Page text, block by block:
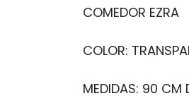
COMEDOR EZRA
COLOR:
MEDIDAS: 90 CM